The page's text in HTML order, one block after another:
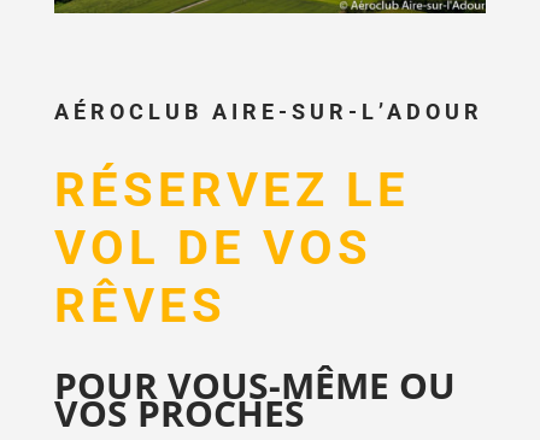
AÉROCLUB AIRE-SUR-L’ADOUR
RÉSERVEZ LE
VOL DE VOS
RÊVES
POUR VOUS-MÊME OU
VOS PROCHES